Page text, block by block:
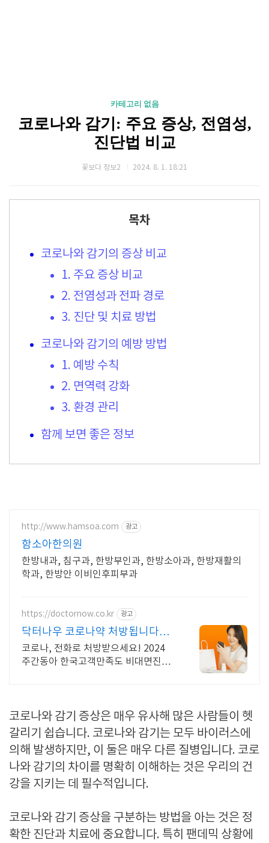
카테고리 없음
코로나와 감기: 주요 증상, 전염성,
진단법 비교
꽃보다 정보2 2024. 8. 1. 18:21
목차
코로나와 감기의 증상 비교
1. 주요 증상 비교
2. 전염성과 전파 경로
3. 진단 및 치료 방법
코로나와 감기의 예방 방법
1. 예방 수칙
2. 면역력 강화
3. 환경 관리
함께 보면 좋은 정보
http://www.hamsoa.com 광고
함소아한의원
한방내과, 침구과, 한방부인과, 한방소아과, 한방재활의
학과, 한방안 이비인후피부과
https://doctornow.co.kr 광고
닥터나우 코로나약 처방됩니다
365일 24시간 진료가능
코로나, 전화로 처방받으세요! 2024
주간동아 한국고객만족도 비대면진료
코로나와 감기 증상은 매우 유사해 많은 사람들이 헷
갈리기 쉽습니다. 코로나와 감기는 모두 바이러스에
의해 발생하지만, 이 둘은 매우 다른 질병입니다. 코로
나와 감기의 차이를 명확히 이해하는 것은 우리의 건
강을 지키는 데 필수적입니다.
코로나와 감기 증상을 구분하는 방법을 아는 것은 정
확한 진단과 치료에 중요합니다. 특히 팬데믹 상황에